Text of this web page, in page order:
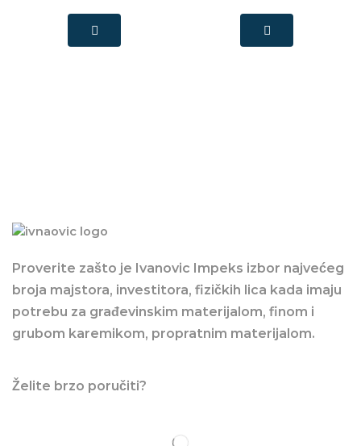
Proverite zašto je Ivanovic Impeks izbor najvećeg
broja majstora, investitora, fizičkih lica kada imaju
potrebu za građevinskim materijalom, finom i
grubom karemikom, propratnim materijalom.
Želite brzo poručiti?